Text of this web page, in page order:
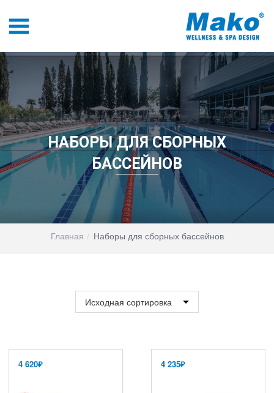
НАБОРЫ ДЛЯ СБОРНЫХ
БАССЕЙНОВ
Главная Наборы для сборных бассейнов
4 620₽ 4 235₽